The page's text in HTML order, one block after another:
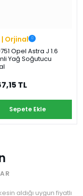
Orjinal
Opel Astra J 1.6
Yağ Soğutucu
TL
Sepete Ekle
aldığı uygun fiyatlı